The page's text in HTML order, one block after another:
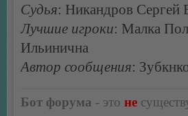
Судья: Никандров Сергей
Лучшие игроки: Малка
Ильинична
Автор сообщения:
Бот форума - это не